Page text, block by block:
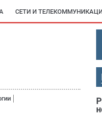
СЕТИ И